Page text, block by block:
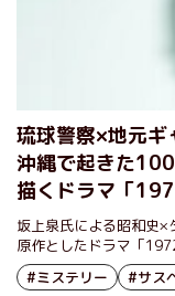
琉球警察×地元ギ
沖縄で起きた
描くドラマ「
タビュー（後編）
坂上泉氏による昭和史×
原作としたドラマ「
送・配信される。秘密
任命された主人公・真
#ミステリー #サス